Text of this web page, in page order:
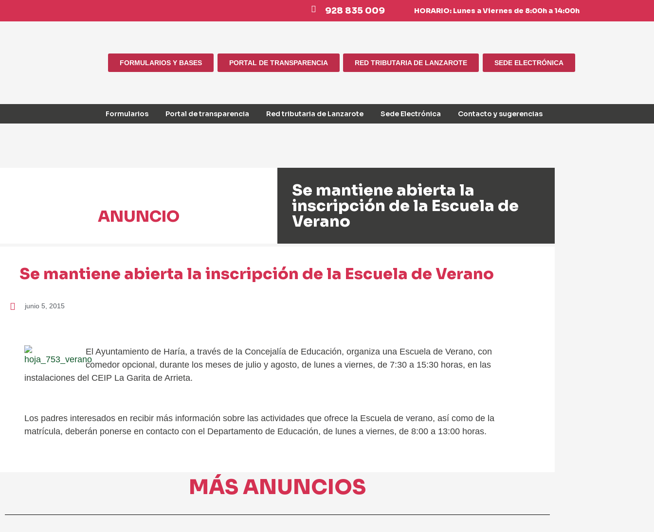
928 835 009 HORARIO: Lunes a Viernes de 8:00h a 14:00h
FORMULARIOS Y BASES PORTAL DE TRANSPARENCIA RED TRIBUTARIA DE LANZAROTE SEDE ELECTRÓNICA
Formularios Portal de transparencia Red tributaria de Lanzarote Sede Electrónica Contacto y sugerencias
ANUNCIO
Se mantiene abierta la
inscripción de la Escuela de
Verano
Se mantiene abierta la inscripción de la Escuela de Verano
junio 5, 2015
El Ayuntamiento de Haría, a través de la Concejalía de Educación, organiza una Escuela de Verano, con
comedor opcional, durante los meses de julio y agosto, de lunes a viernes, de 7:30 a 15:30 horas, en las
instalaciones del CEIP La Garita de Arrieta.
Los padres interesados en recibir más información sobre las actividades que ofrece la Escuela de verano, así como de la
matrícula, deberán ponerse en contacto con el Departamento de Educación, de lunes a viernes, de 8:00 a 13:00 horas.
MÁS ANUNCIOS